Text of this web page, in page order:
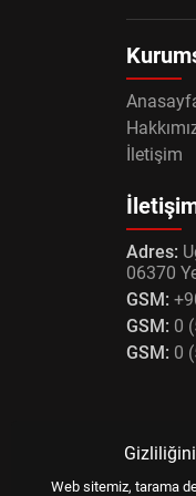
İletişim
Adres:
06370
GSM:
GSM: 0
GSM: 0
Web sitemiz, tarama